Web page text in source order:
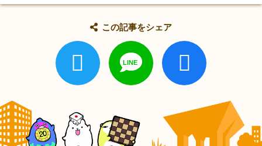
この記事をシェア